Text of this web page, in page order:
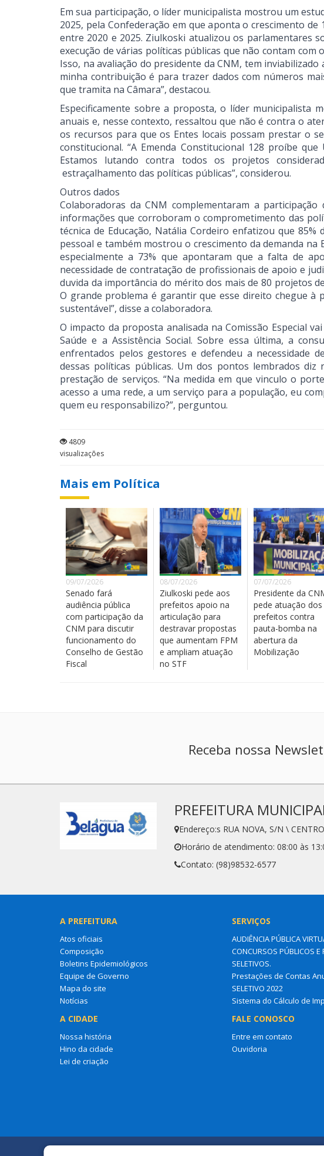
Em sua participação, o líder municipalista mostrou um
2025, pela Confederação em que aponta o crescimento
entre 2020 e 2025. Ziulkoski atualizou os parlamentares
execução de várias políticas públicas que não contam
Isso, na avaliação do presidente da CNM, tem
minha contribuição é para trazer dados com números
que tramita na Câmara”, destacou.
Especificamente sobre a proposta, o líder municipalista
anuais e, nesse contexto, ressaltou que não é contra o
os recursos para que os Entes locais possam prestar o
constitucional. “A Emenda Constitucional 128 proíbe
Estamos lutando contra todos os projetos
estraçalhamento das políticas públicas”, considerou.
Outros dados
Colaboradoras da CNM complementaram a
informações que corroboram o comprometimento das
técnica de Educação, Natália Cordeiro enfatizou que
pessoal e também mostrou o crescimento da demanda na
especialmente a 73% que apontaram que a falta de
necessidade de contratação de profissionais de apoio e
duvida da importância do mérito dos mais de 80 projetos
O grande problema é garantir que esse direito chegue à
sustentável”, disse a colaboradora.
O impacto da proposta analisada na Comissão Especial
Saúde e a Assistência Social. Sobre essa última, a
enfrentados pelos gestores e defendeu a necessidade
dessas políticas públicas. Um dos pontos lembrados
prestação de serviços. “Na medida em que vinculo o
acesso a uma rede, a um serviço para a população, eu
quem eu responsabilizo?”, perguntou.
4809
visualizações
Mais em Política
09/07/2026
Senado fará
audiência pública
com participação da
CNM para discutir
funcionamento do
Conselho de Gestão
Fiscal
08/07/2026
Ziulkoski pede aos
prefeitos apoio na
articulação para
destravar propostas
que aumentam FPM
e ampliam atuação
no STF
07/07/2026
Presidente da
pede atuação dos
prefeitos contra
pauta-bomba na
abertura da
Mobilização
Receba nossa
PREFEITURA
Endereço:s RUA NOVA, S/N \
Horário de atendimento: 08:00 às
Contato: (98)98532-6577
A PREFEITURA
Atos oficiais
Composição
Boletins Epidemiológicos
Equipe de Governo
Mapa do site
Notícias
A CIDADE
Nossa história
Hino da cidade
Lei de criação
SERVIÇOS
AUDIÊNCIA PÚBLICA
CONCURSOS PÚBLICOS E
SELETIVOS.
Prestações de Contas
SELETIVO 2022
Sistema do Cálculo de
FALE CONOSCO
Entre em contato
Ouvidoria